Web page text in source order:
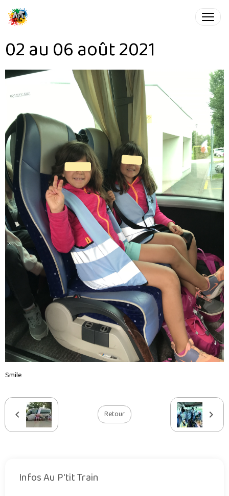
02 au 06 août 2021
Smile
Retour
Infos Au P'tit Train